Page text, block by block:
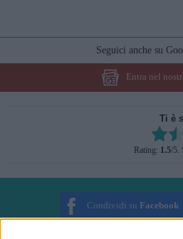
Seguici anche su
Entra nel
Ti è
Rate this
Rating: 1.5/5.
Condividi su Facebook